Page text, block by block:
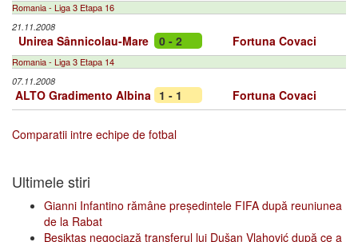
Romania - Liga 3 Etapa 16
21.11.2008
Unirea Sânnicolau-Mare 0 - 2 Fortuna Covaci
Romania - Liga 3 Etapa 14
07.11.2008
ALTO Gradimento Albina 1 - 1 Fortuna Covaci
Comparatii intre echipe de fotbal
Ultimele stiri
Gianni Infantino rămâne președintele FIFA după reuniunea
de la Rabat
Beşiktaş negociază transferul lui Dušan Vlahović după ce a